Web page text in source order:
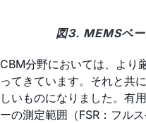
図3. MEMSベー
CBM分野においては、より
ってきています。それと共
しいものになりました。有
ーの測定範囲（FSR：フル